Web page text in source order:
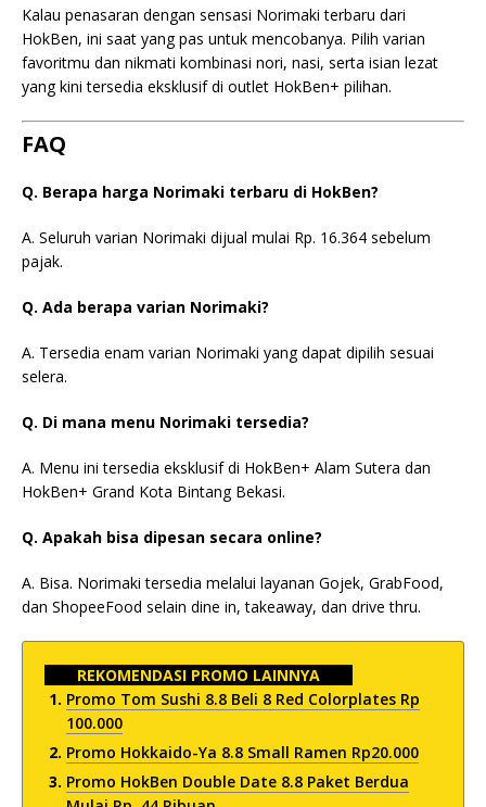
Kalau penasaran dengan sensasi Norimaki terbaru dari
HokBen, ini saat yang pas untuk mencobanya. Pilih varian
favoritmu dan nikmati kombinasi nori, nasi, serta isian lezat
yang kini tersedia eksklusif di outlet HokBen+ pilihan.
FAQ
Q. Berapa harga Norimaki terbaru di HokBen?
A. Seluruh varian Norimaki dijual mulai Rp. 16.364 sebelum
pajak.
Q. Ada berapa varian Norimaki?
A. Tersedia enam varian Norimaki yang dapat dipilih sesuai
selera.
Q. Di mana menu Norimaki tersedia?
A. Menu ini tersedia eksklusif di HokBen+ Alam Sutera dan
HokBen+ Grand Kota Bintang Bekasi.
Q. Apakah bisa dipesan secara online?
A. Bisa. Norimaki tersedia melalui layanan Gojek, GrabFood,
dan ShopeeFood selain dine in, takeaway, dan drive thru.
REKOMENDASI PROMO LAINNYA
Promo Tom Sushi 8.8 Beli 8 Red Colorplates Rp
100.000
Promo Hokkaido-Ya 8.8 Small Ramen Rp20.000
Promo HokBen Double Date 8.8 Paket Berdua